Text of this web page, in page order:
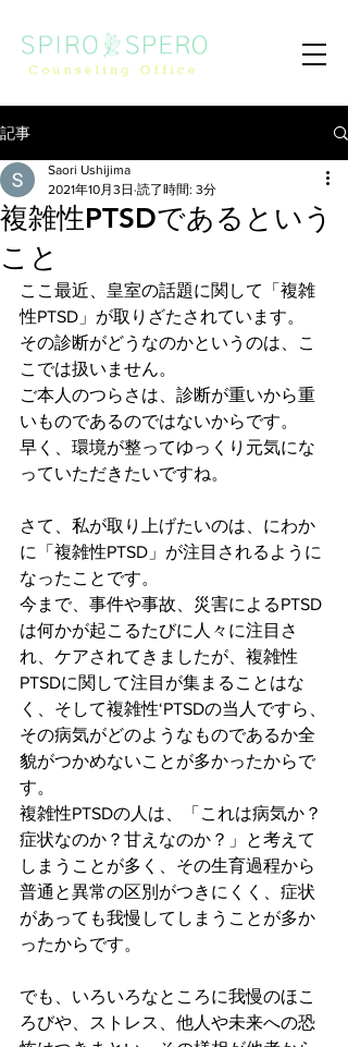
記事
複雑性PTSDであるという
こと
Saori Ushijima
2021年10月3日 読了時間: 3分
ここ最近、皇室の話題に関して「複雑
性PTSD」が取りざたされています。
その診断がどうなのかというのは、こ
こでは扱いません。
ご本人のつらさは、診断が重いから重
いものであるのではないからです。
早く、環境が整ってゆっくり元気にな
っていただきたいですね。
さて、私が取り上げたいのは、にわか
に「複雑性PTSD」が注目されるように
なったことです。
今まで、事件や事故、災害によるPTSD
は何かが起こるたびに人々に注目さ
れ、ケアされてきましたが、複雑性
PTSDに関して注目が集まることはな
く、そして複雑性‘PTSDの当人ですら、
その病気がどのようなものであるか全
貌がつかめないことが多かったからで
す。
複雑性PTSDの人は、「これは病気か？
症状なのか？甘えなのか？」と考えて
しまうことが多く、その生育過程から
普通と異常の区別がつきにくく、症状
があっても我慢してしまうことが多か
ったからです。
でも、いろいろなところに我慢のほこ
ろびや、ストレス、他人や未来への恐